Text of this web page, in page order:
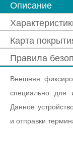
Описание
Карта
Правила
Внешняя
специально для
Данное
и отправки